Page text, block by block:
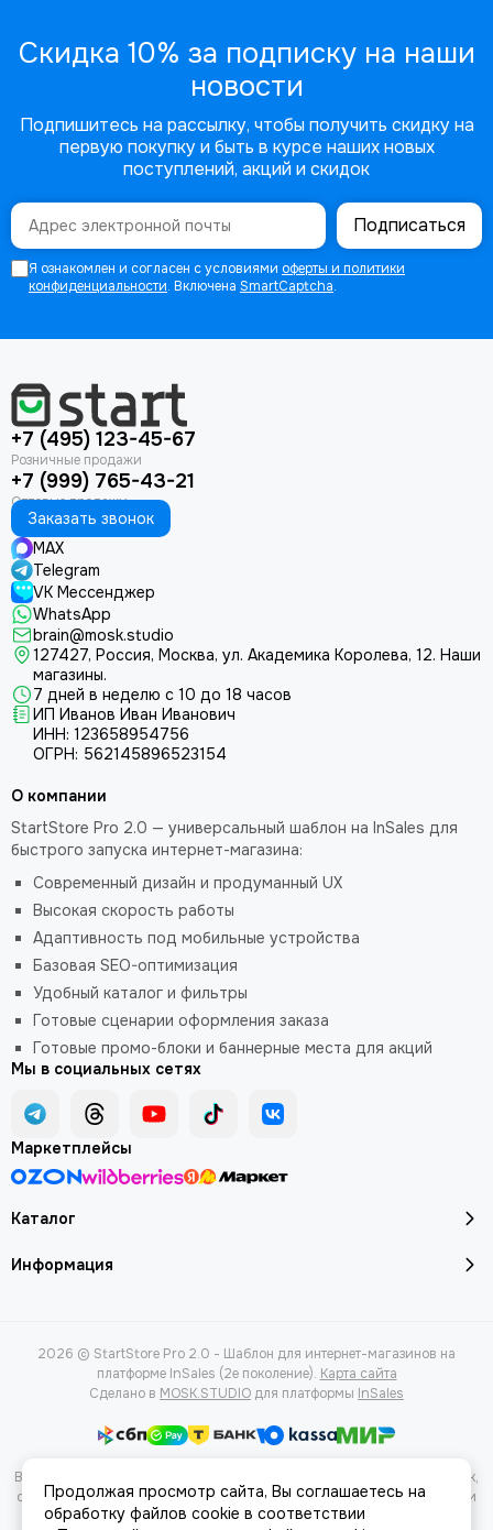
Скидка 10% за подписку на наши
новости
Подпишитесь на рассылку, чтобы получить скидку на
первую покупку и быть в курсе наших новых
поступлений, акций и скидок
Подписаться
Я ознакомлен и согласен с условиями оферты и политики
конфиденциальности. Включена SmartCaptcha.
+7 (495) 123-45-67
+7 (999) 765-43-21
Заказать звонок
MAX
Telegram
VK Мессенджер
WhatsApp
brain@mosk.studio
127427, Россия, Москва, ул. Академика Королева, 12. Наши
магазины.
7 дней в неделю с 10 до 18 часов
ИП Иванов Иван Иванович
ИНН: 123658954756
ОГРН: 562145896523154
Каталог
Информация
О компании
StartStore Pro 2.0 — универсальный шаблон на InSales для
быстрого запуска интернет-магазина:
Современный дизайн и продуманный UX
Высокая скорость работы
Адаптивность под мобильные устройства
Базовая SEO-оптимизация
Удобный каталог и фильтры
Готовые сценарии оформления заказа
Готовые промо-блоки и баннерные места для акций
Мы в социальных сетях
Маркетплейсы
2026 © StartStore Pro 2.0 - Шаблон для интернет-магазинов на
платформе InSales (2е поколение). Карта сайта
Сделано в MOSK.STUDIO для платформы InSales
Вся представленная на сайте информация, касающаяся характеристик,
стоимости товаров и услуг, носит информационный характер и ни при
каких условиях не является публичной офертой, определяемой
Продолжая просмотр сайта, Вы соглашаетесь на
обработку файлов cookie в соответствии